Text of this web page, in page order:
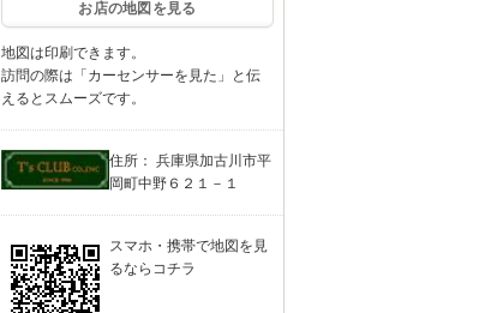
お店の地図を見る
地図は印刷できます。
訪問の際は「カーセンサーを見た」と伝
えるとスムーズです。
住所： 兵庫県加古川市平
岡町中野６２１－１
スマホ・携帯で地図を見
るならコチラ